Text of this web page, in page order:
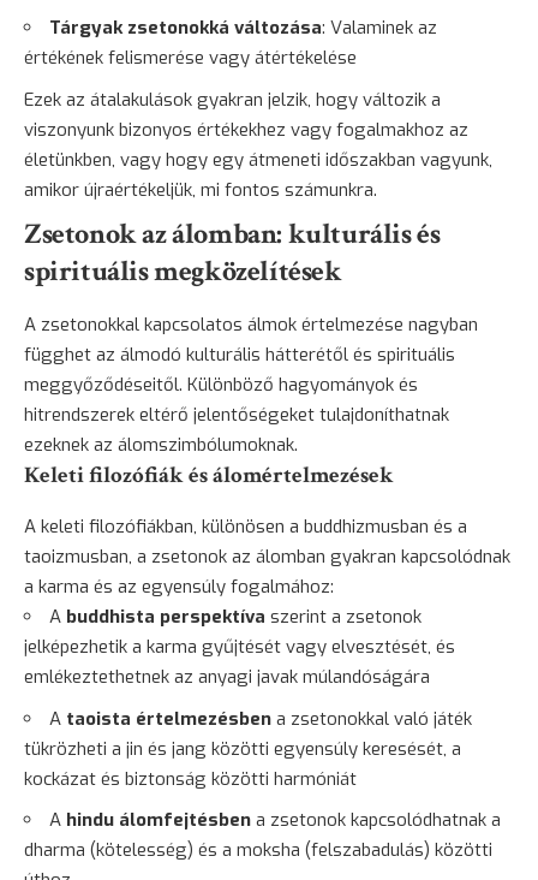
Tárgyak zsetonokká változása: Valaminek az
értékének felismerése vagy átértékelése
Ezek az átalakulások gyakran jelzik, hogy változik a
viszonyunk bizonyos értékekhez vagy fogalmakhoz az
életünkben, vagy hogy egy átmeneti időszakban vagyunk,
amikor újraértékeljük, mi fontos számunkra.
Zsetonok az álomban: kulturális és
spirituális megközelítések
A zsetonokkal kapcsolatos álmok értelmezése nagyban
függhet az álmodó kulturális hátterétől és spirituális
meggyőződéseitől. Különböző hagyományok és
hitrendszerek eltérő jelentőségeket tulajdoníthatnak
ezeknek az álomszimbólumoknak.
Keleti filozófiák és álomértelmezések
A keleti filozófiákban, különösen a buddhizmusban és a
taoizmusban, a zsetonok az álomban gyakran kapcsolódnak
a karma és az egyensúly fogalmához:
A buddhista perspektíva szerint a zsetonok
jelképezhetik a karma gyűjtését vagy elvesztését, és
emlékeztethetnek az anyagi javak múlandóságára
A taoista értelmezésben a zsetonokkal való játék
tükrözheti a jin és jang közötti egyensúly keresését, a
kockázat és biztonság közötti harmóniát
A hindu álomfejtésben a zsetonok kapcsolódhatnak a
dharma (kötelesség) és a moksha (felszabadulás) közötti